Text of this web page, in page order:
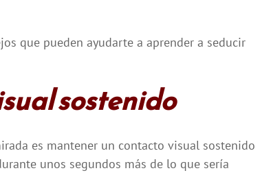
que pueden ayudarte a aprender a seducir
sostenido
es mantener un contacto visual sostenido
unos segundos más de lo que sería